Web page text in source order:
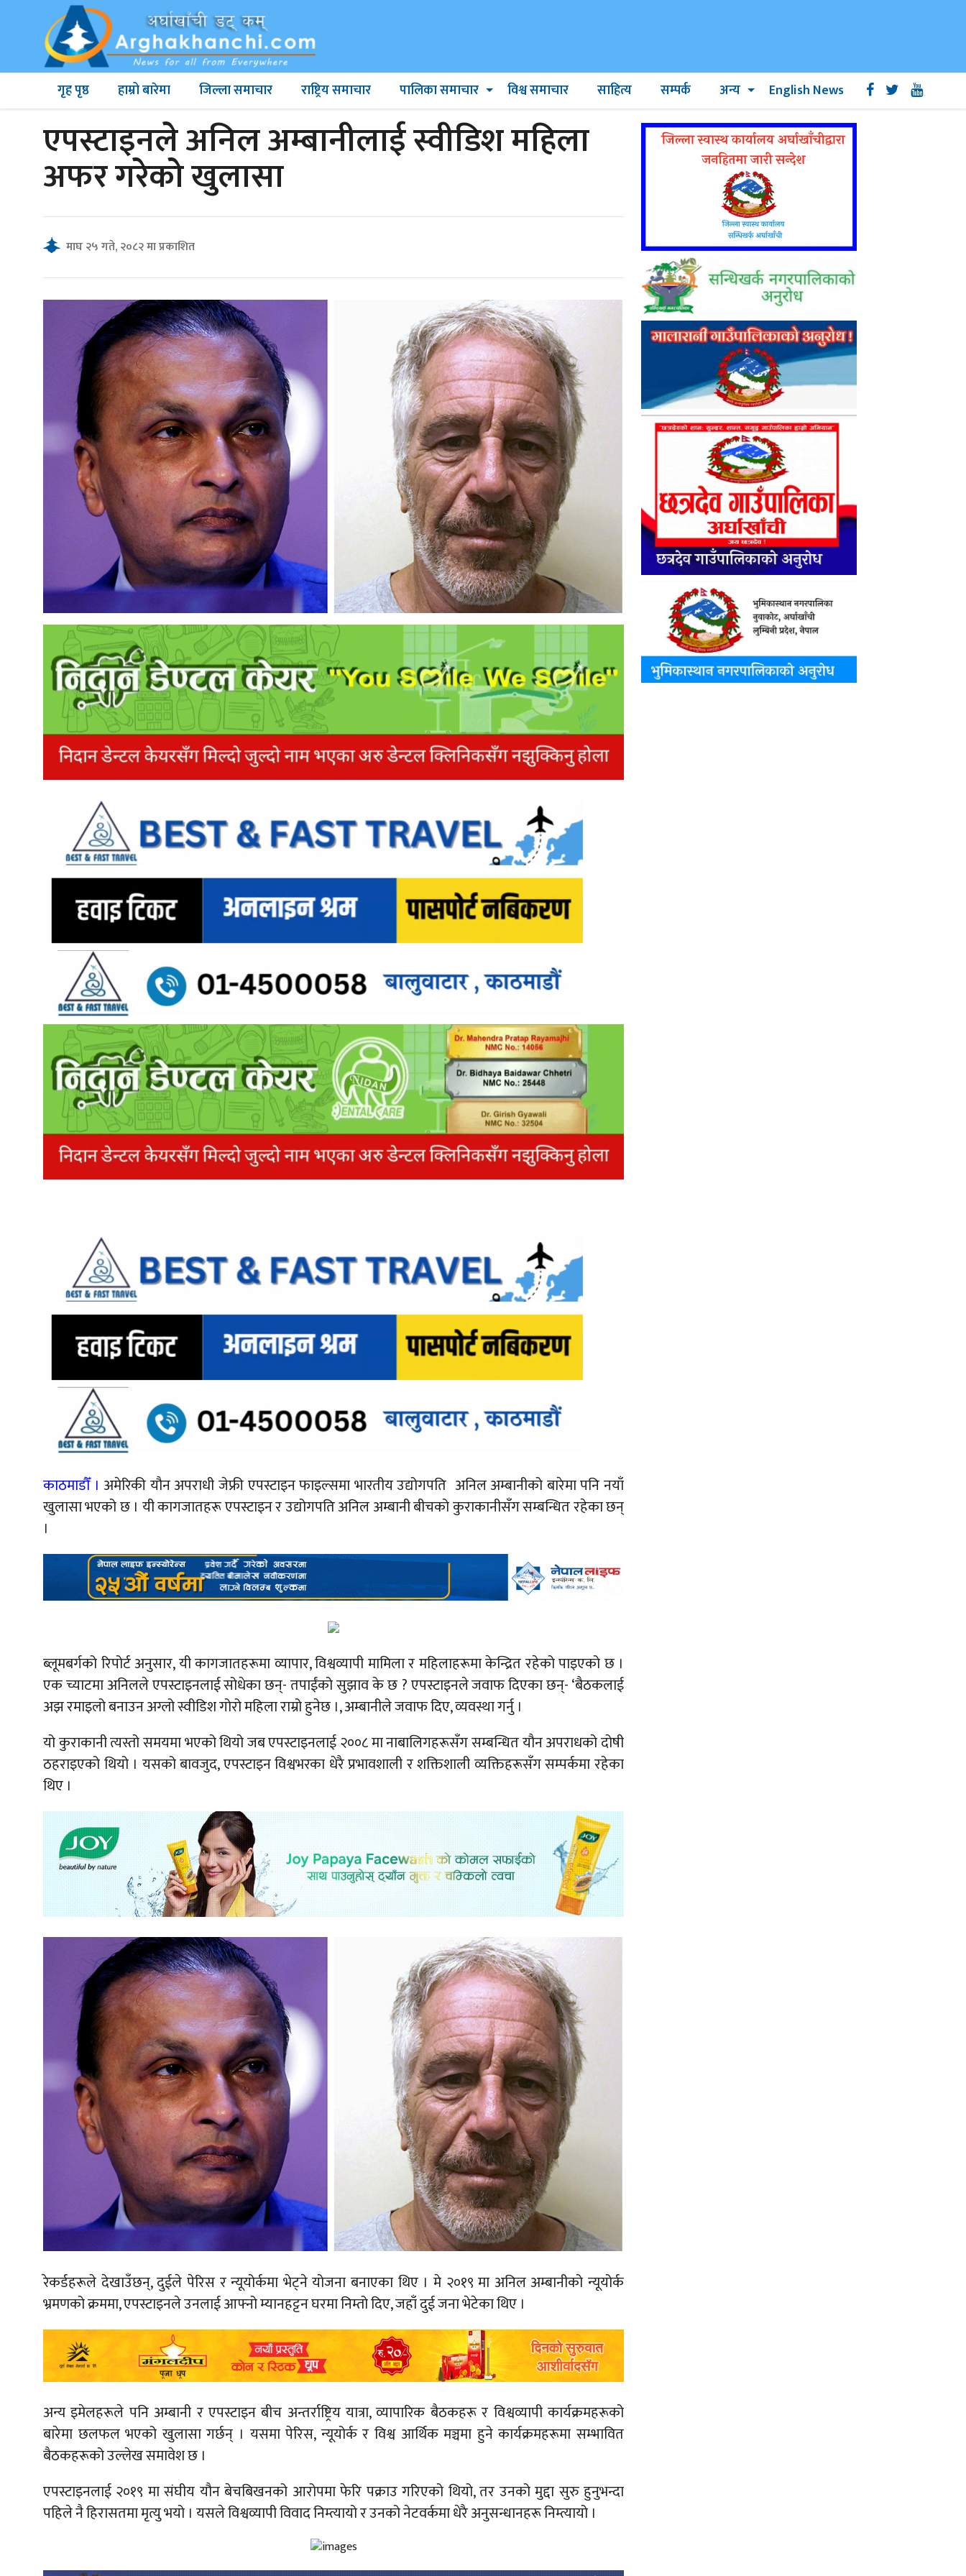
गृह पृष्ठ हाम्रो बारेमा जिल्ला समाचार राष्ट्रिय समाचार पालिका समाचार विश्व समाचार साहित्य सम्पर्क अन्य English News
एपस्टाइनले अनिल अम्बानीलाई स्वीडिश महिला
अफर गरेको खुलासा
माघ २५ गते, २०८२ मा प्रकाशित
काठमाडौँ । अमेरिकी यौन अपराधी जेफ्री एपस्टाइन फाइल्समा भारतीय उद्योगपति अनिल अम्बानीको बारेमा पनि नयाँ
खुलासा भएको छ । यी कागजातहरू एपस्टाइन र उद्योगपति अनिल अम्बानी बीचको कुराकानीसँग सम्बन्धित रहेका छन्
।
ब्लूमबर्गको रिपोर्ट अनुसार, यी कागजातहरूमा व्यापार, विश्वव्यापी मामिला र महिलाहरूमा केन्द्रित रहेको पाइएको छ ।
एक च्याटमा अनिलले एपस्टाइनलाई सोधेका छन्- तपाईंको सुझाव के छ ? एपस्टाइनले जवाफ दिएका छन्- ‘बैठकलाई
अझ रमाइलो बनाउन अग्लो स्वीडिश गोरो महिला राम्रो हुनेछ ।, अम्बानीले जवाफ दिए, व्यवस्था गर्नु ।
यो कुराकानी त्यस्तो समयमा भएको थियो जब एपस्टाइनलाई २००८ मा नाबालिगहरूसँग सम्बन्धित यौन अपराधको दोषी
ठहराइएको थियो । यसको बावजुद, एपस्टाइन विश्वभरका धेरै प्रभावशाली र शक्तिशाली व्यक्तिहरूसँग सम्पर्कमा रहेका
थिए ।
रेकर्डहरूले देखाउँछन्, दुईले पेरिस र न्यूयोर्कमा भेट्ने योजना बनाएका थिए । मे २०१९ मा अनिल अम्बानीको न्यूयोर्क
भ्रमणको क्रममा, एपस्टाइनले उनलाई आफ्नो म्यानहट्टन घरमा निम्तो दिए, जहाँ दुई जना भेटेका थिए ।
अन्य इमेलहरूले पनि अम्बानी र एपस्टाइन बीच अन्तर्राष्ट्रिय यात्रा, व्यापारिक बैठकहरू र विश्वव्यापी कार्यक्रमहरूको
बारेमा छलफल भएको खुलासा गर्छन् । यसमा पेरिस, न्यूयोर्क र विश्व आर्थिक मञ्चमा हुने कार्यक्रमहरूमा सम्भावित
बैठकहरूको उल्लेख समावेश छ ।
एपस्टाइनलाई २०१९ मा संघीय यौन बेचबिखनको आरोपमा फेरि पक्राउ गरिएको थियो, तर उनको मुद्दा सुरु हुनुभन्दा
पहिले नै हिरासतमा मृत्यु भयो । यसले विश्वव्यापी विवाद निम्त्यायो र उनको नेटवर्कमा धेरै अनुसन्धानहरू निम्त्यायो ।